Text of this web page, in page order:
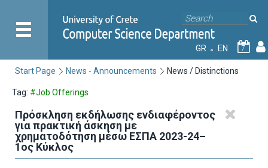
GR EN 7
Start Page News - Announcements News / Distinctions
Tag: #Job Offerings
Πρόσκληση εκδήλωσης ενδιαφέροντος
για πρακτική άσκηση με
χρηματοδότηση μέσω ΕΣΠΑ 2023-24–
1ος Κύκλος